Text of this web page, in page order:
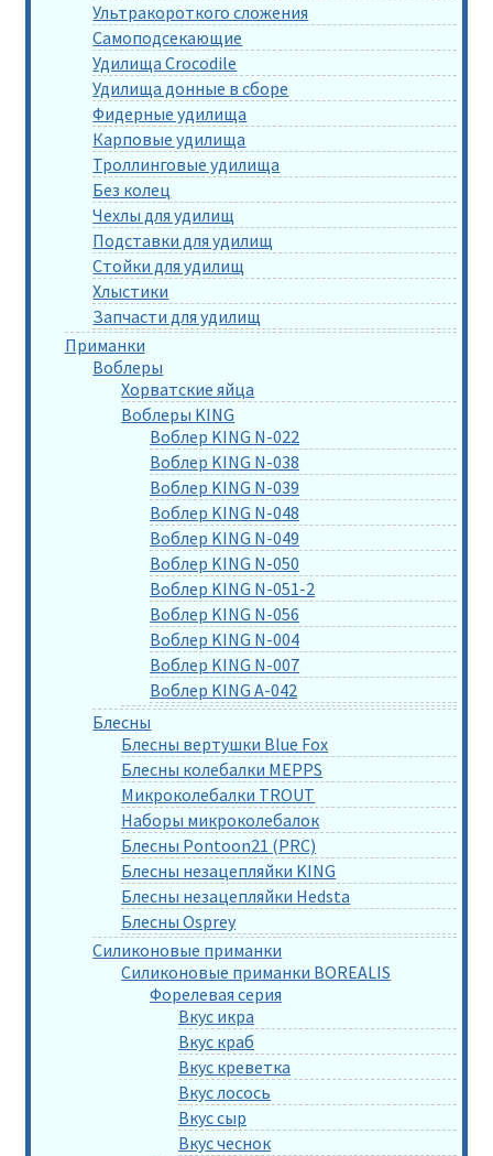
Ультракороткого сложения
Самоподсекающие
Удилища Crocodile
Удилища донные в сборе
Фидерные удилища
Карповые удилища
Троллинговые удилища
Без колец
Чехлы для удилищ
Подставки для удилищ
Стойки для удилищ
Хлыстики
Запчасти для удилищ
Приманки
Воблеры
Хорватские яйца
Воблеры KING
Воблер KING N-022
Воблер KING N-038
Воблер KING N-039
Воблер KING N-048
Воблер KING N-049
Воблер KING N-050
Воблер KING N-051-2
Воблер KING N-056
Воблер KING N-004
Воблер KING N-007
Воблер KING A-042
Блесны
Блесны вертушки Blue Fox
Блесны колебалки MEPPS
Микроколебалки TROUT
Наборы микроколебалок
Блесны Pontoon21 (PRC)
Блесны незацепляйки KING
Блесны незацепляйки Hedsta
Блесны Osprey
Силиконовые приманки
Силиконовые приманки BOREALIS
Форелевая серия
Вкус икра
Вкус краб
Вкус креветка
Вкус лосось
Вкус сыр
Вкус чеснок